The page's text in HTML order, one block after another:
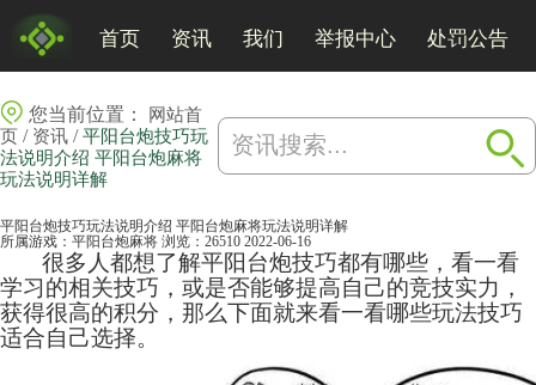
首页 资讯 我们 举报中心 处罚公告
您当前位置：
网站首
页 / 资讯 /平阳台炮技巧玩
法说明介绍 平阳台炮麻将
玩法说明详解
平阳台炮技巧玩法说明介绍 平阳台炮麻将玩法说明详解
所属游戏： 平阳台炮麻将 浏览：26510 2022-06-16
很多人都想了解平阳台炮技巧都有哪些，看一看
学习的相关技巧，或是否能够提高自己的竞技实力，
获得很高的积分，那么下面就来看一看哪些玩法技巧
适合自己选择。